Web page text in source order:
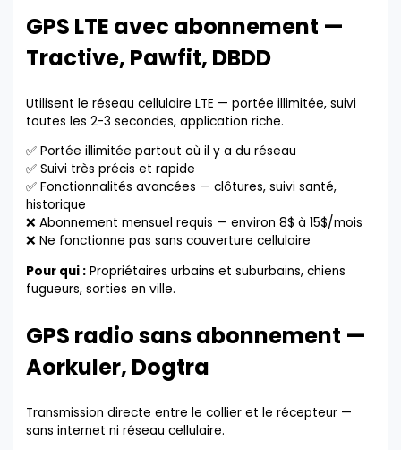
GPS LTE avec abonnement —
Tractive, Pawfit, DBDD
Utilisent le réseau cellulaire LTE — portée illimitée, suivi
toutes les 2-3 secondes, application riche.
✅ Portée illimitée partout où il y a du réseau
✅ Suivi très précis et rapide
✅ Fonctionnalités avancées — clôtures, suivi santé,
historique
❌ Abonnement mensuel requis — environ 8$ à 15$/mois
❌ Ne fonctionne pas sans couverture cellulaire
Pour qui : Propriétaires urbains et suburbains, chiens
fugueurs, sorties en ville.
GPS radio sans abonnement —
Aorkuler, Dogtra
Transmission directe entre le collier et le récepteur —
sans internet ni réseau cellulaire.